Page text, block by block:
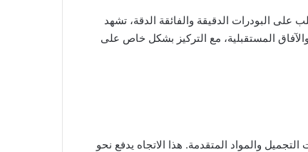
البودرات الدقيقة والفائقة الدقة، تشهد
والآفاق المستقبلية، مع التركيز بشكل خاص على
الصيدلة ومستحضرات التجميل والمواد المتقدمة. هذا الاتجاه يدفع نحو